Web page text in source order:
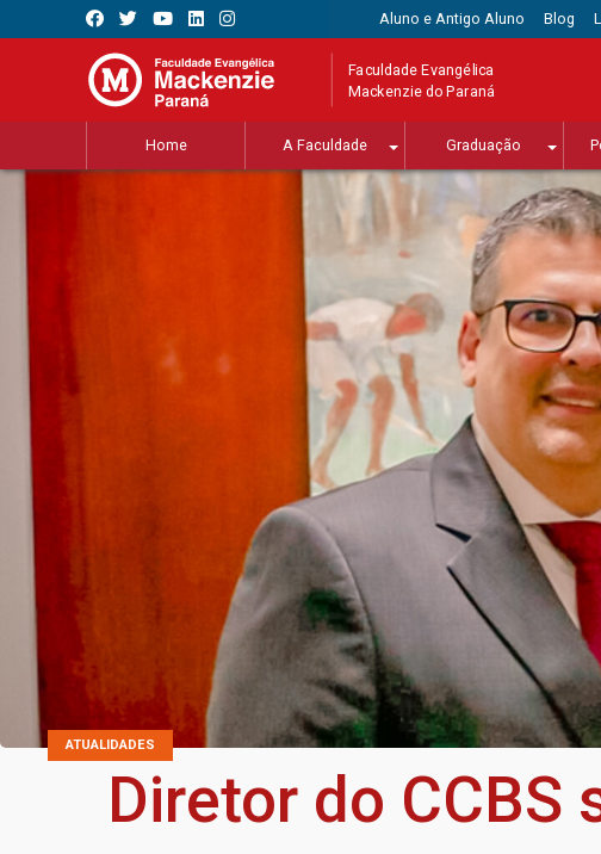
Aluno e Antigo Aluno Blog
Faculdade Evangélica
Mackenzie do Paraná
Home A Faculdade Graduação
ATUALIDADES
Diretor do CCBS